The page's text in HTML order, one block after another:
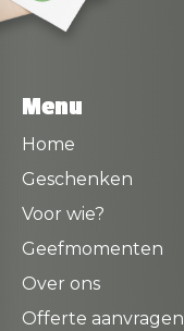
Menu
Home
Geschenken
Voor wie?
Geefmomenten
Over ons
Offerte aanvragen